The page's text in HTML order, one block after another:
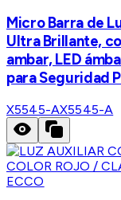
Micro Barra de
Ultra Brillante,
ambar, LED
para Seguridad
X5545-AX5545-A
ECCO